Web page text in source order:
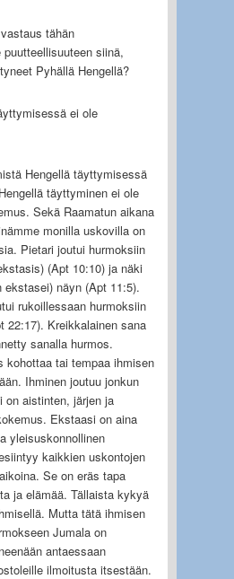
tähän
siinä,
Pyhällä Hengellä?
ei ole
Hengellä täyttymisessä
täyttyminen ei ole
Sekä Raamatun aikana
monilla uskovilla on
Pietari joutui hurmoksiin
(Apt 10:10) ja näki
ekstasei) näyn (Apt 11:5).
rukoillessaan hurmoksiin
22:17). Kreikkalainen sana
sanalla hurmos.
kohottaa tai tempaa ihmisen
Ihminen joutuu jonkun
on aistinten, järjen ja
Ekstaasi on aina
yleisuskonnollinen
kaikkien uskontojen
Se on eräs tapa
ja elämää. Tällaista kykyä
Mutta tätä ihmisen
Jumala on
antaessaan
ilmoitusta itsestään.